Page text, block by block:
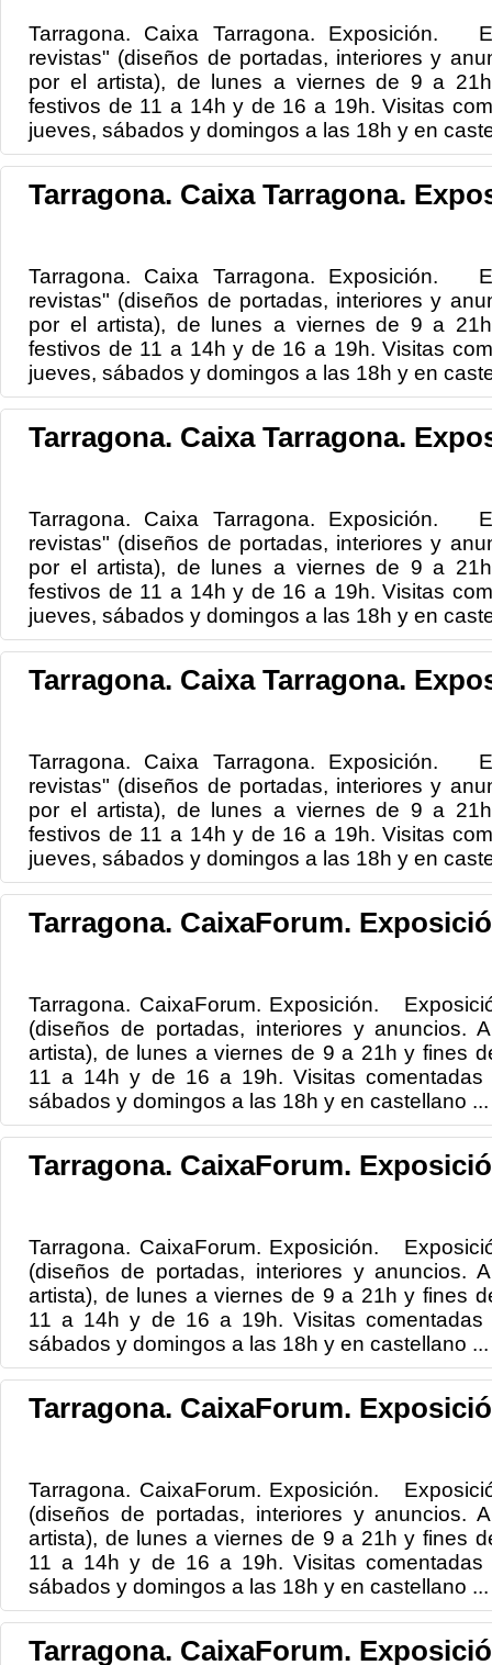
Tarragona. Caixa Tarragona. Exposición.
revistas" (diseños de portadas, interiores y
por el artista), de lunes a viernes de 9 a
festivos de 11 a 14h y de 16 a 19h. Visitas
jueves, sábados y domingos a las 18h y en
Tarragona. Caixa Tarragona.
Tarragona. Caixa Tarragona. Exposición.
revistas" (diseños de portadas, interiores y
por el artista), de lunes a viernes de 9 a
festivos de 11 a 14h y de 16 a 19h. Visitas
jueves, sábados y domingos a las 18h y en
Tarragona. Caixa Tarragona.
Tarragona. Caixa Tarragona. Exposición.
revistas" (diseños de portadas, interiores y
por el artista), de lunes a viernes de 9 a
festivos de 11 a 14h y de 16 a 19h. Visitas
jueves, sábados y domingos a las 18h y en
Tarragona. Caixa Tarragona.
Tarragona. Caixa Tarragona. Exposición.
revistas" (diseños de portadas, interiores y
por el artista), de lunes a viernes de 9 a
festivos de 11 a 14h y de 16 a 19h. Visitas
jueves, sábados y domingos a las 18h y en
Tarragona. CaixaForum.
Tarragona. CaixaForum. Exposición.
(diseños de portadas, interiores y anuncios.
artista), de lunes a viernes de 9 a 21h y fines
11 a 14h y de 16 a 19h. Visitas comentadas
sábados y domingos a las 18h y en castellano ...
Tarragona. CaixaForum.
Tarragona. CaixaForum. Exposición.
(diseños de portadas, interiores y anuncios.
artista), de lunes a viernes de 9 a 21h y fines
11 a 14h y de 16 a 19h. Visitas comentadas
sábados y domingos a las 18h y en castellano ...
Tarragona. CaixaForum.
Tarragona. CaixaForum. Exposición.
(diseños de portadas, interiores y anuncios.
artista), de lunes a viernes de 9 a 21h y fines
11 a 14h y de 16 a 19h. Visitas comentadas
sábados y domingos a las 18h y en castellano ...
Tarragona. CaixaForum.